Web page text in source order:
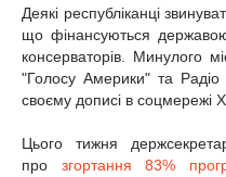
Деякі республіканці
що фінансуються
консерваторів. Минулого
"Голосу Америки" та
своєму дописі в соцмережі
Цього тижня
про згортання 83%